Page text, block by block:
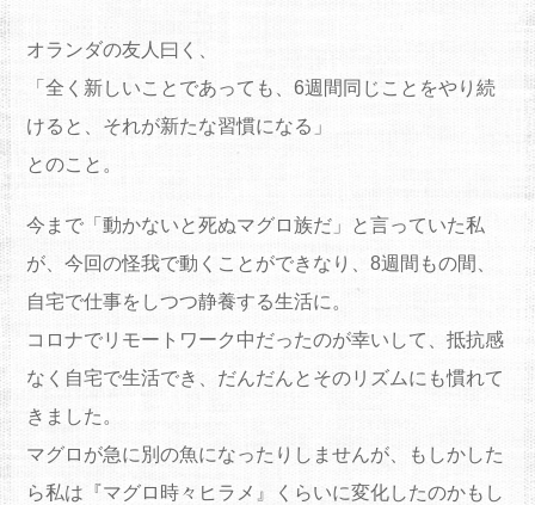
オランダの友人曰く、
「全く新しいことであっても、6週間同じことをやり続
けると、それが新たな習慣になる」
とのこと。
今まで「動かないと死ぬマグロ族だ」と言っていた私
が、今回の怪我で動くことができなり、8週間もの間、
自宅で仕事をしつつ静養する生活に。
コロナでリモートワーク中だったのが幸いして、抵抗感
なく自宅で生活でき、だんだんとそのリズムにも慣れて
きました。
マグロが急に別の魚になったりしませんが、もしかした
ら私は『マグロ時々ヒラメ』くらいに変化したのかもし